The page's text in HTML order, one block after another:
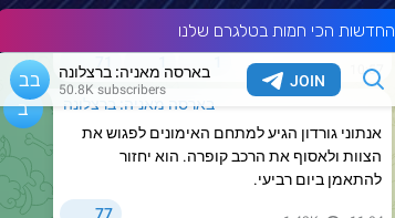
החדשות הכי חמות בטלגרם שלנו